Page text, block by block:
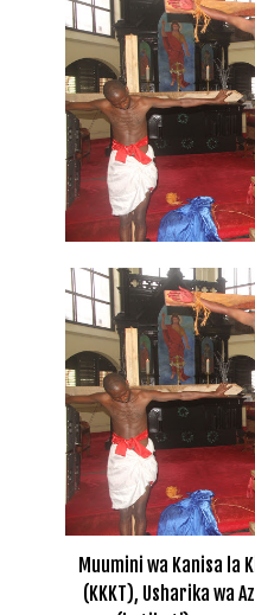
Muumini wa Kanisa la
(KKKT), Usharika wa